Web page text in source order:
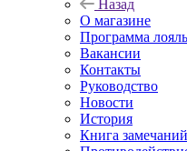
Назад
О магазине
Программа
Вакансии
Контакты
Руководство
Новости
История
Книга